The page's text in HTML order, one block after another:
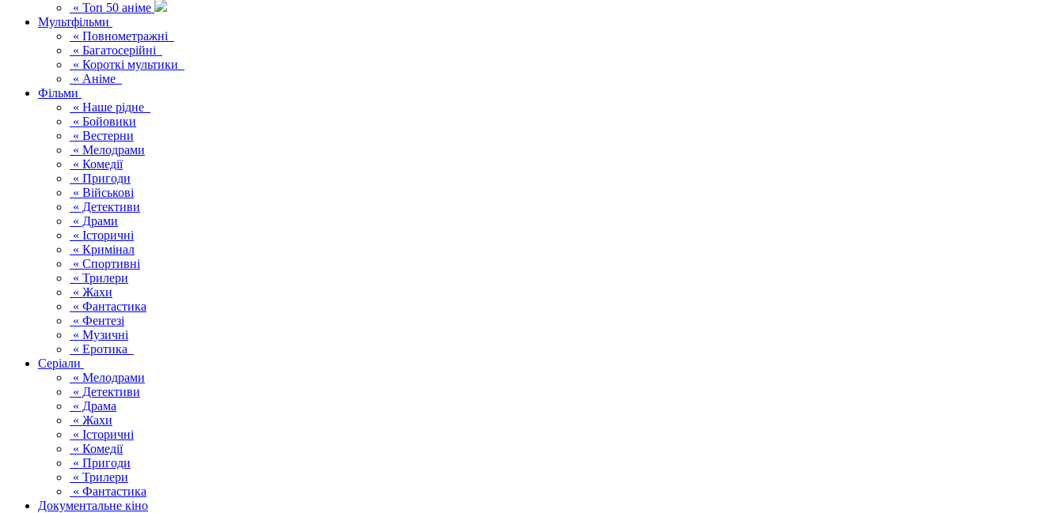
« Топ 50 аніме
Мультфільми
« Повнометражні
« Багатосерійні
« Короткі мультики
« Аніме
Фільми
« Наше рідне
« Бойовики
« Вестерни
« Мелодрами
« Комедії
« Пригоди
« Військові
« Детективи
« Драми
« Історичні
« Кримінал
« Спортивні
« Трилери
« Жахи
« Фантастика
« Фентезі
« Музичні
« Еротика
Серіали
« Мелодрами
« Детективи
« Драма
« Жахи
« Історичні
« Комедії
« Пригоди
« Трилери
« Фантастика
Документальне кіно